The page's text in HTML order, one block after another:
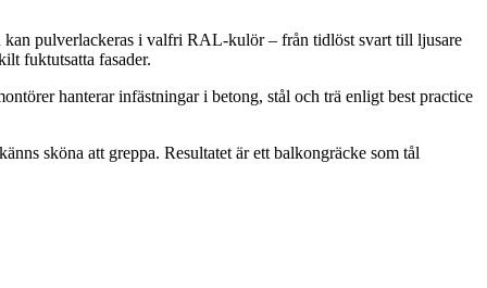
kan pulverlackeras i valfri RAL-kulör – från tidlöst svart till ljusare
fuktutsatta fasader.
hanterar infästningar i betong, stål och trä enligt best practice
sköna att greppa. Resultatet är ett balkongräcke som tål